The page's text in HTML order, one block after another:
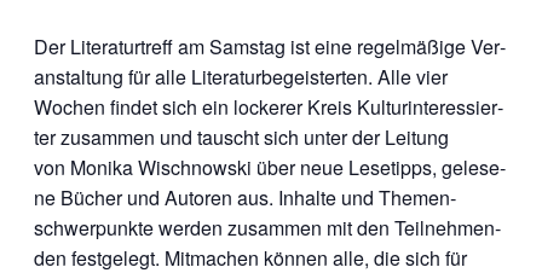
Der Lite­ra­tur­treff am Sams­tag ist eine regel­mä­ßi­ge Ver­
an­stal­tung für alle Lite­ra­tur­be­geis­ter­ten. Alle vier
Wochen fin­det sich ein locke­rer Kreis Kul­tur­in­ter­es­sier­
ter zusam­men und tauscht sich unter der Lei­tung
von Moni­ka Wisch­now­ski über neue Lese­tipps, gele­se­
ne Bücher und Autoren aus. Inhal­te und The­men­
schwer­punk­te wer­den zusam­men mit den Teil­neh­men­
den fest­ge­legt. Mit­ma­chen kön­nen alle, die sich für